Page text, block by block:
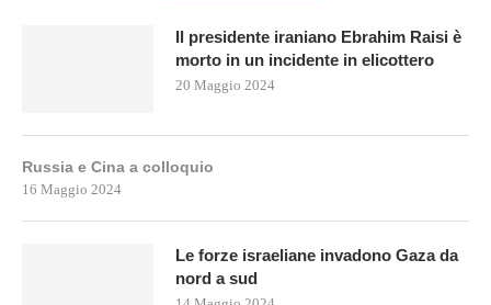
Il presidente iraniano Ebrahim Raisi è
morto in un incidente in elicottero
20 Maggio 2024
Russia e Cina a colloquio
16 Maggio 2024
Le forze israeliane invadono Gaza da
nord a sud